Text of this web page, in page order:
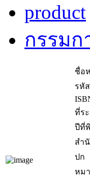
product
กรรมก
ชื่อ
รหั
ที่ร
ปีที่
สำ
ปก
หม